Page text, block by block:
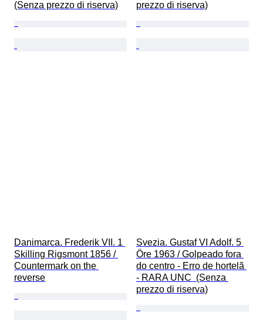
(Senza prezzo di riserva) prezzo di riserva)
Danimarca. Frederik VII. 1
Skilling Rigsmont 1856 /
Countermark on the
reverse
Svezia. Gustaf VI Adolf. 5
Öre 1963 / Golpeado fora
do centro - Erro de hortelã
- RARA UNC  (Senza
prezzo di riserva)